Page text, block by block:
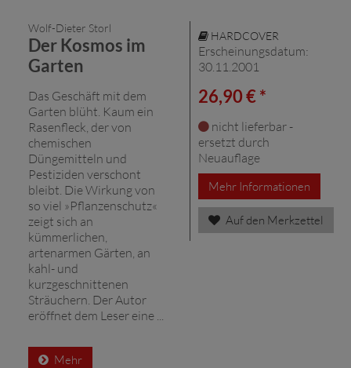
Wolf-Dieter Storl
Der Kosmos im
Garten
Das Geschäft mit dem
Garten blüht. Kaum ein
Rasenfleck, der von
chemischen
Düngemitteln und
Pestiziden verschont
bleibt. Die Wirkung von
so viel »Pflanzenschutz«
zeigt sich an
kümmerlichen,
artenarmen Gärten, an
kahl- und
kurzgeschnittenen
Sträuchern. Der Autor
eröffnet dem Leser eine ...
Mehr
HARDCOVER
Erscheinungsdatum:
30.11.2001
26,90 € *
nicht lieferbar -
ersetzt durch
Neuauflage
Mehr Informationen
Auf den Merkzettel